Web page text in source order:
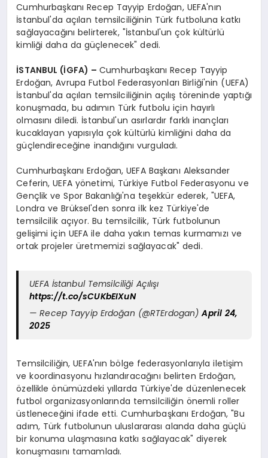
Cumhurbaşkanı Recep Tayyip Erdoğan, UEFA'nın
İstanbul'da açılan temsilciliğinin Türk futboluna katkı
sağlayacağını belirterek, "İstanbul'un çok kültürlü
kimliği daha da güçlenecek" dedi.
İSTANBUL (İGFA) –Cumhurbaşkanı Recep Tayyip
Erdoğan, Avrupa Futbol Federasyonları Birliği'nin (UEFA)
İstanbul'da açılan temsilciliğinin açılış töreninde yaptığı
konuşmada, bu adımın Türk futbolu için hayırlı
olmasını diledi. İstanbul'un asırlardır farklı inançları
kucaklayan yapısıyla çok kültürlü kimliğini daha da
güçlendireceğine inandığını vurguladı.
Cumhurbaşkanı Erdoğan, UEFA Başkanı Aleksander
Ceferin, UEFA yönetimi, Türkiye Futbol Federasyonu ve
Gençlik ve Spor Bakanlığı'na teşekkür ederek, "UEFA,
Londra ve Brüksel'den sonra ilk kez Türkiye'de
temsilcilik açıyor. Bu temsilcilik, Türk futbolunun
gelişimi için UEFA ile daha yakın temas kurmamızı ve
ortak projeler üretmemizi sağlayacak" dedi.
UEFA İstanbul Temsilciliği Açılışı
https://t.co/sCUKbEIXuN
— Recep Tayyip Erdoğan (@RTErdogan)April 24,
2025
Temsilciliğin, UEFA'nın bölge federasyonlarıyla iletişim
ve koordinasyonu hızlandıracağını belirten Erdoğan,
özellikle önümüzdeki yıllarda Türkiye'de düzenlenecek
futbol organizasyonlarında temsilciliğin önemli roller
üstleneceğini ifade etti. Cumhurbaşkanı Erdoğan, "Bu
adım, Türk futbolunun uluslararası alanda daha güçlü
bir konuma ulaşmasına katkı sağlayacak" diyerek
konuşmasını tamamladı.